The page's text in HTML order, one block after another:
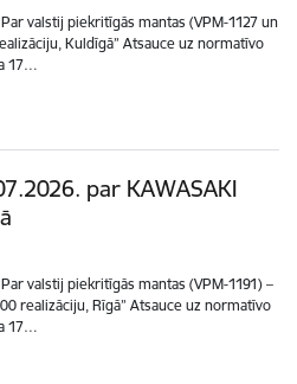
valstij piekritīgās mantas (VPM-1127 un
Kuldīgā” Atsauce uz normatīvo
17…
par KAWASAKI
valstij piekritīgās mantas (VPM-1191) –
realizāciju, Rīgā” Atsauce uz normatīvo
17…